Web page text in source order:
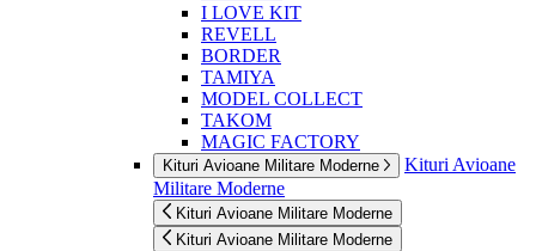
I LOVE KIT
REVELL
BORDER
TAMIYA
MODEL COLLECT
TAKOM
MAGIC FACTORY
Kituri Avioane Militare Moderne
Kituri Avioane
Militare Moderne
Kituri Avioane Militare Moderne
Kituri Avioane Militare Moderne